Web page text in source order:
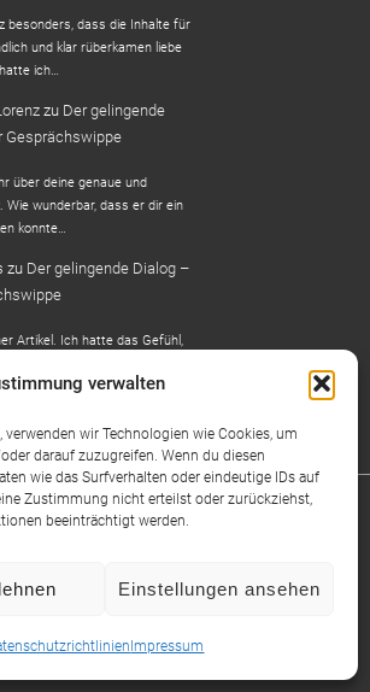
verwalten
wir Technologien wie Cookies, um
darauf zuzugreifen. Wenn du diesen
wie das Surfverhalten oder eindeutige IDs auf
Zustimmung nicht erteilst oder zurückziehst,
beeinträchtigt werden.
Einstellungen ansehen
Impressum
besonders, dass die Inhalte für
und klar rüberkamen liebe
ich…
zu Der gelingende
Gesprächswippe
über deine genaue und
Wie wunderbar, dass er dir ein
konnte…
zu Der gelingende Dialog –
Artikel. Ich hatte das Gefühl,